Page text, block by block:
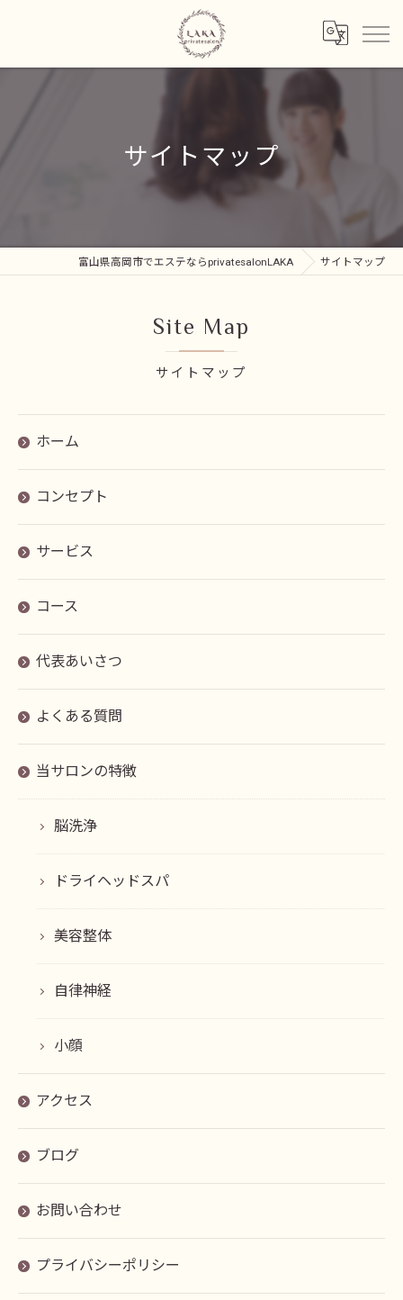
サイトマップ
富山県高岡市でエステならprivatesalonLAKA サイトマップ
サイトマップ
Site Map
ホーム
コンセプト
サービス
コース
代表あいさつ
よくある質問
当サロンの特徴
脳洗浄
ドライヘッドスパ
美容整体
自律神経
小顔
アクセス
ブログ
お問い合わせ
プライバシーポリシー